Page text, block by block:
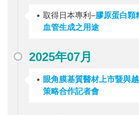
取得日本專利–膠原蛋白顆
血管生成之用途
2025年07月
眼角膜基質醫材上市暨與
策略合作記者會